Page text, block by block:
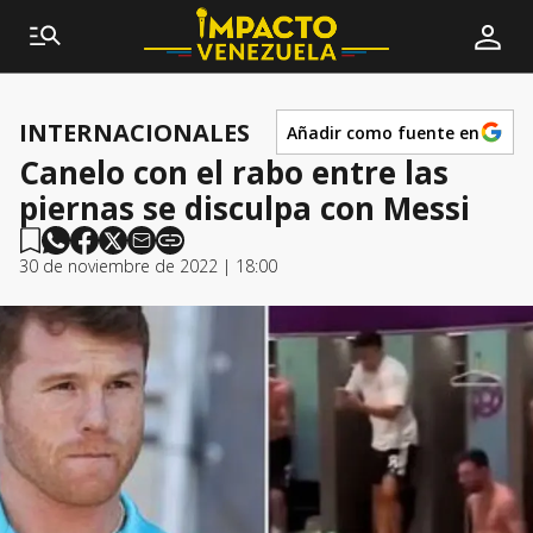
INTERNACIONALES Añadir como fuente en
Canelo con el rabo entre las
piernas se disculpa con Messi
30 de noviembre de 2022 | 18:00